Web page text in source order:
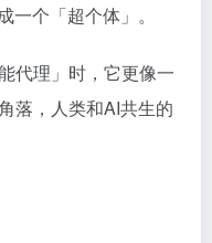
个「超个体」。
代理」时，它更像一
落，人类和AI共生的